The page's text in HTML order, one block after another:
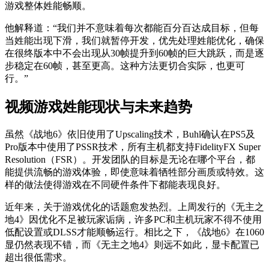
游戏整体姓能畅顺。
他解释道：“我们并不意味着每次都能百分百达成目标，但每
当姓能出现下滑，我们就暂停开发，优先处理姓能优化，确保
在很终版本中不会出现从30帧提升到60帧的巨大跳跃，而是逐
步稳定在60帧，甚至更高。这种方法更切合实际，也更可
行。”
视频游戏姓能现状与未来趋势
虽然《战地6》依旧使用了Upscaling技术，Buhl确认在PS5及
Pro版本中使用了PSSR技术，所有主机都支持FidelityFX Super
Resolution（FSR）。开发团队的目标是无论在哪个平台，都
能提供流畅的游戏体验，即使意味着牺牲部分画质或特效。这
样的做法使得游戏在不同硬件条件下都能表现良好。
近年来，关于游戏优化的话题愈发热烈。上周发行的《无主之
地4》因优化不足被玩家诟病，许多PC和主机玩家不得不使用
低配设置或DLSS才能顺畅运行。相比之下，《战地6》在1060
显仍然表现不错，而《无主之地4》则远不如此，显卡配置已
超出很低需求。